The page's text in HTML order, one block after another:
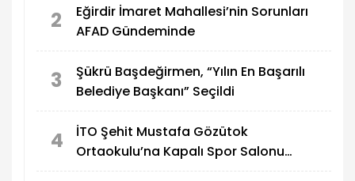
2
Eğirdir İmaret Mahallesi’nin Sorunları
AFAD Gündeminde
3
Şükrü Başdeğirmen, “Yılın En Başarılı
Belediye Başkanı” Seçildi
4
İTO Şehit Mustafa Gözütok
Ortaokulu’na Kapalı Spor Salonu